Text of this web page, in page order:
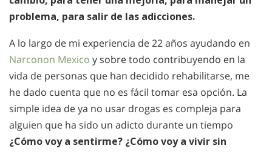
problema, para salir de las adicciones.
A lo largo de mi experiencia de 22 años ayudando en
Narconon Mexico y sobre todo contribuyendo en la
vida de personas que han decidido rehabilitarse, me
he dado cuenta que no es fácil tomar esa opción. La
simple idea de ya no usar drogas es compleja para
alguien que ha sido un adicto durante un tiempo
¿Cómo voy a sentirme? ¿Cómo voy a vivir sin